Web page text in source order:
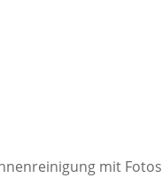
mit Fotos